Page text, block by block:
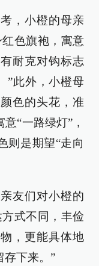
，小橙的母亲
色旗袍，寓意
耐克对钩标志
”此外，小橙母
色的头花，准
“一路绿灯”，
则是期望“走向
友们对小橙的
式不同，丰俭
，更能具体地
存下来。”